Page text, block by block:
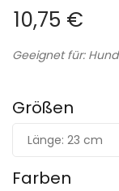
10,75 €
Geeignet für: Hund
Größen
Länge: 23 cm
Farben